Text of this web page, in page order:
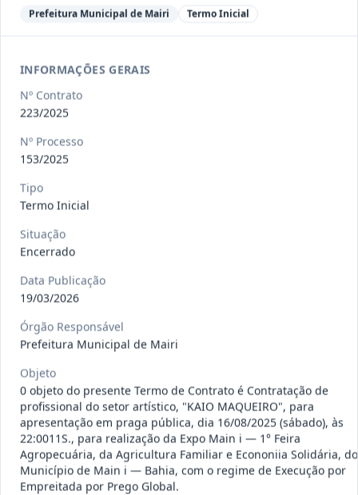
013/2023
Termo
Inicial
Constitui o objeto do presente
Situação:
012-
2023
Termo
Contratação de orquestra filarmônica,
Situação:
011-
2023
Termo
Inicial
na realização de evento...
Situação: Encerrado Data 04/08/2026 Ver detalhes
Prefeitura Municipal de Mairi Termo Inicial
INFORMAÇÕES GERAIS
Nº Contrato
223/2025
Nº Processo
153/2025
Tipo
Termo Inicial
Situação
Encerrado
Data Publicação
19/03/2026
Órgão Responsável
Prefeitura Municipal de Mairi
Objeto
0 objeto do presente Termo de Contrato é Contratação de
profissional do setor artístico, "KAIO MAQUEIRO", para
apresentação em praga pública, dia 16/08/2025 (sábado), às
22:0011S., para realização da Expo Main i — 1° Feira
Agropecuária, da Agricultura Familiar e Econoniia Solidária, do
Município de Main i — Bahia, com o regime de Execução por
Empreitada por Prego Global.